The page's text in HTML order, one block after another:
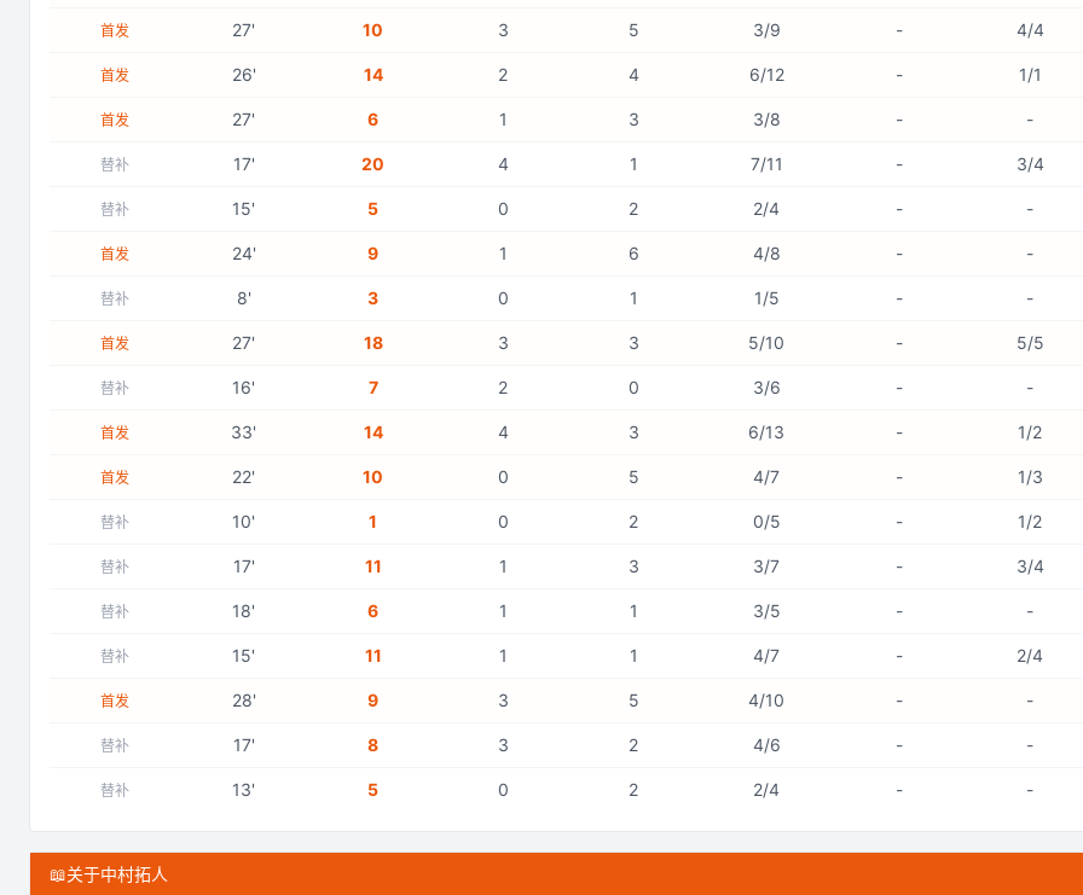
首发 27' 10 3 5 3/9 - 4/4
首发 26' 14 2 4 6/12 - 1/1
首发 27' 6 1 3 3/8 - -
替补 17' 20 4 1 7/11 - 3/4
替补 15' 5 0 2 2/4 - -
首发 24' 9 1 6 4/8 - -
替补 8' 3 0 1 1/5 - -
首发 27' 18 3 3 5/10 - 5/5
替补 16' 7 2 0 3/6 - -
首发 33' 14 4 3 6/13 - 1/2
首发 22' 10 0 5 4/7 - 1/3
替补 10' 1 0 2 0/5 - 1/2
替补 17' 11 1 3 3/7 - 3/4
替补 18' 6 1 1 3/5 - -
替补 15' 11 1 1 4/7 - 2/4
首发 28' 9 3 5 4/10 - -
替补 17' 8 3 2 4/6 - -
替补 13' 5 0 2 2/4 - -
📖关于中村拓人